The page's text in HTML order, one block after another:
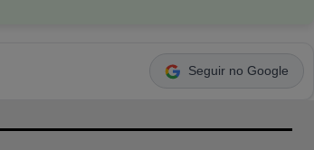
Seguir no Google